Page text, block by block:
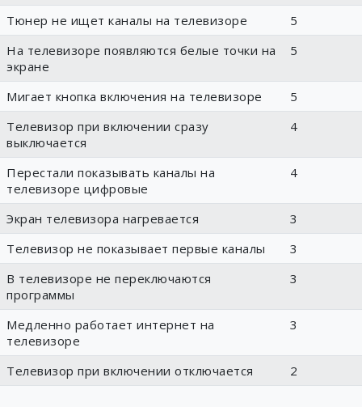
Тюнер не ищет каналы на телевизоре
5
На телевизоре появляются белые точки на
экране
5
Мигает кнопка включения на телевизоре
5
Телевизор при включении сразу
выключается
4
Перестали показывать каналы на
телевизоре цифровые
4
Экран телевизора нагревается
3
Телевизор не показывает первые каналы
3
В телевизоре не переключаются
программы
3
Медленно работает интернет на
телевизоре
3
Телевизор при включении отключается 2